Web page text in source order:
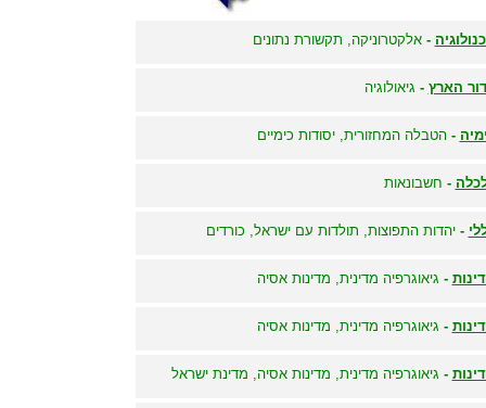
-אלקטרוניקה, תקשורת נתונים
הארץ - גיאולוגיה
-הטבלה המחזורית, יסודות כימיים
- חשבונאות
-יהדות התפוצות, תולדות עם ישראל, כורדים
- גיאוגרפיה מדינית, מדינות אסיה
- גיאוגרפיה מדינית, מדינות אסיה
- גיאוגרפיה מדינית, מדינות אסיה, מדינת ישראל